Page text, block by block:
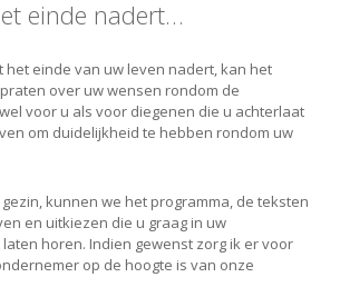
einde nadert…
het einde van uw leven nadert, kan het
over uw wensen rondom de
voor u als voor diegenen die u achterlaat
om duidelijkheid te hebben rondom uw
kunnen we het programma, de teksten
en uitkiezen die u graag in uw
horen. Indien gewenst zorg ik er voor
op de hoogte is van onze